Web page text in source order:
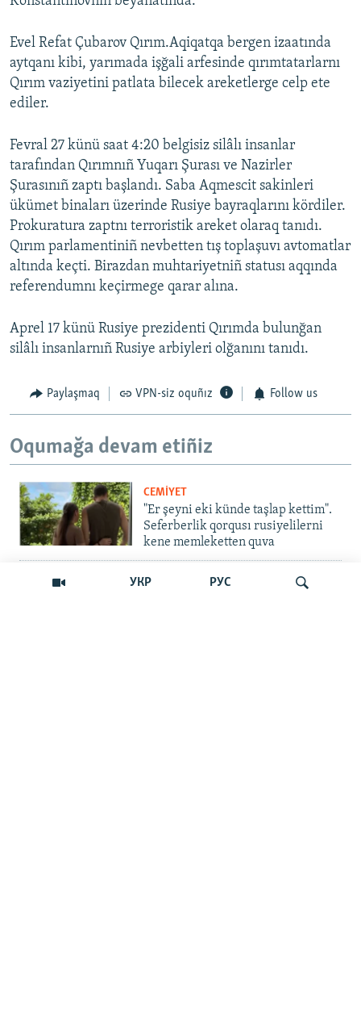
УКР РУС
Evel Refat Çubarov Qırım.Aqiqatqa bergen izaatında
aytqanı kibi, yarımada işğali arfesinde qırımtatarlarnı
Qırım vaziyetini patlata bilecek areketlerge celp ete
ediler.
Fevral 27 künü saat 4:20 belgisiz silâlı insanlar
tarafından Qırımnıñ Yuqarı Şurası ve Nazirler
Şurasınıñ zaptı başlandı. Saba Aqmescit sakinleri
ükümet binaları üzerinde Rusiye bayraqlarını kördiler.
Prokuratura zaptnı terroristik areket olaraq tanıdı.
Qırım parlamentiniñ nevbetten tış toplaşuvı avtomatlar
altında keçti. Birazdan muhtariyetniñ statusı aqqında
referendumnı keçirmege qarar alına.
Aprel 17 künü Rusiye prezidenti Qırımda bulunğan
silâlı insanlarnıñ Rusiye arbiyleri olğanını tanıdı.
Paylaşmaq VPN-siz oquñız Follow us
Oqumağa devam etiñiz
CEMİYET
"Er şeyni eki künde taşlap kettim".
Seferberlik qorqusı rusiyelilerni
kene memleketten quva
İNSAN AQLARI